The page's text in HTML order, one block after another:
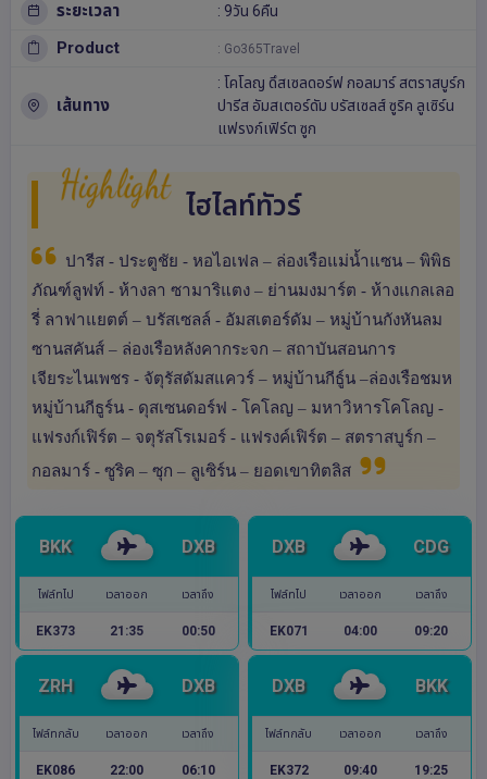
ระยะเวลา : 9วัน 6คืน
Product : Go365Travel
เส้นทาง
: โคโลญ ดึสเซลดอร์ฟ กอลมาร์ สตราสบูร์ก
ปารีส อัมสเตอร์ดัม บรัสเซลส์ ซูริค ลูเซิร์น
แฟรงก์เฟิร์ต ซูก
Highlight ไฮไลท์ทัวร์
ปารีส - ประตูชัย - หอไอเฟล – ล่องเรือแม่น้ำแซน – พิพิธ
ภัณฑ์ลูฟท์ - ห้างลา ซามาริแตง – ย่านมงมาร์ต - ห้างแกลเลอ
รี่ ลาฟาแยตต์ – บรัสเซลล์ - อัมสเตอร์ดัม – หมู่บ้านกังหันลม
ซานสคันส์ – ล่องเรือหลังคากระจก – สถาบันสอนการ
เจียระไนเพชร - จัตุรัสดัมสแควร์ – หมู่บ้านกีธู์น –ล่องเรือชมห
หมู่บ้านกีธูร์น - ดุสเซนดอร์ฟ - โคโลญ – มหาวิหารโคโลญ -
แฟรงก์เฟิร์ต – จตุรัสโรเมอร์ - แฟรงค์เฟิร์ต – สตราสบูร์ก –
กอลมาร์ - ซูริค – ซุก – ลูเซิร์น – ยอดเขาทิตลิส
BKK DXB
ไฟล์ทไป เวลาออก เวลาถึง
EK373 21:35 00:50
DXB CDG
ไฟล์ทไป เวลาออก เวลาถึง
EK071 04:00 09:20
ZRH DXB
ไฟล์ทกลับ เวลาออก เวลาถึง
EK086 22:00 06:10
DXB BKK
ไฟล์ทกลับ เวลาออก เวลาถึง
EK372 09:40 19:25